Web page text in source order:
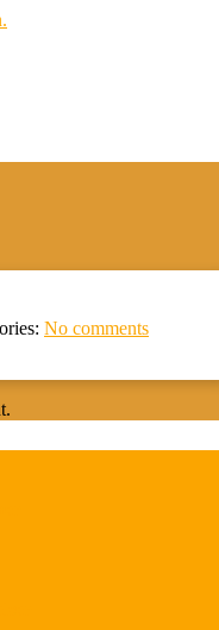
No comments